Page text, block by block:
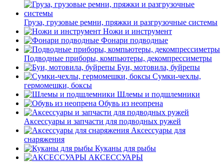
Груза, грузовые ремни, пряжки и разгрузочные системы
Ножи и инструмент
Фонари подводные
Подводные приборы, компьютеры, декомпрессиметры
Буи, мотовила, буйрепы
Сумки-чехлы,
гермомешки, боксы
Шлемы и подшлемники
Обувь из неопрена
Аксессуары и запчасти для подводных ружей
Аксессуары для
снаряжения
Куканы для рыбы
АКСЕССУАРЫ